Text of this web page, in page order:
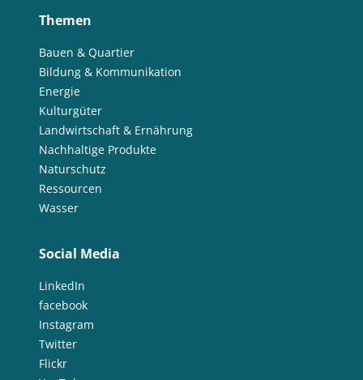
Themen
Bauen & Quartier
Bildung & Kommunikation
Energie
Kulturgüter
Landwirtschaft & Ernährung
Nachhaltige Produkte
Naturschutz
Ressourcen
Wasser
Social Media
LinkedIn
facebook
Instagram
Twitter
Flickr